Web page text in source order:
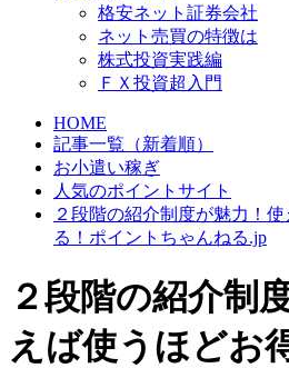
格安ネット証券会社
ネット売買の特徴は
株式投資実践編
ＦＸ投資超入門
HOME
記事一覧（新着順）
お小遣い稼ぎ
人気のポイントサイト
２段階の紹介制度が魅力！
る！ポイントちゃんねる.jp
２段階の紹介制
えば使うほどお